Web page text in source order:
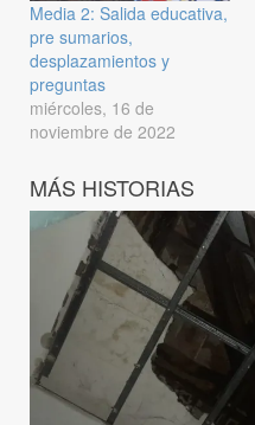
Media 2: Salida educativa,
pre sumarios,
desplazamientos y
preguntas
miércoles, 16 de
noviembre de 2022
MÁS HISTORIAS